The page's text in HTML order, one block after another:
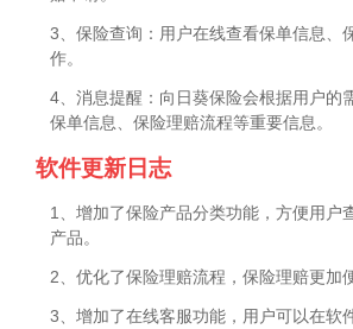
3、保险查询：用户在线查看保单信息、
作。
4、消息提醒：向日葵保险会根据用户的
保单信息、保险理赔流程等重要信息。
软件更新日志
1、增加了保险产品分类功能，方便用户
产品。
2、优化了保险理赔流程，保险理赔更加
3、增加了在线客服功能，用户可以在软